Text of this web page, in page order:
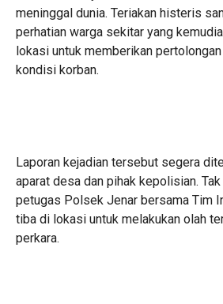
meninggal dunia. Teriakan histeris
perhatian warga sekitar yang
lokasi untuk memberikan
kondisi korban.
Laporan kejadian tersebut segera
aparat desa dan pihak kepolisian.
petugas Polsek Jenar bersama Tim
tiba di lokasi untuk melakukan olah
perkara.